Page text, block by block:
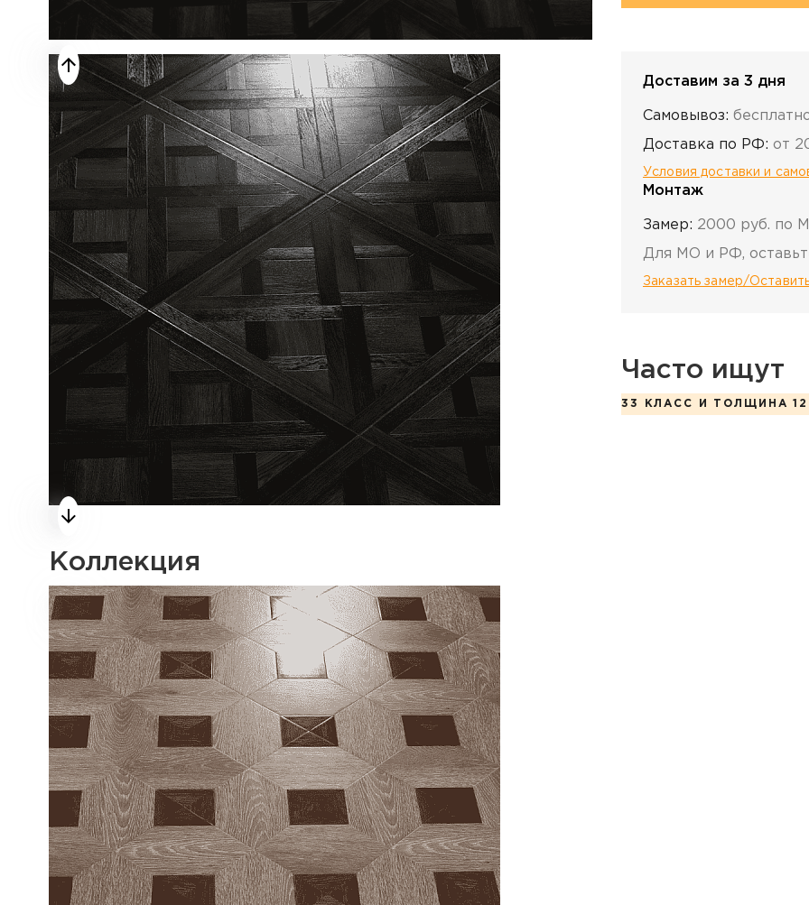
Коллекция
Доставим за 3 дня
Самовывоз:
Доставка по РФ: от
Условия доставки и
Монтаж
Замер: 2000 руб. по
Для МО и РФ,
Заказать замер/
Часто ищут
33 КЛАСС И ТОЛЩИНА 12